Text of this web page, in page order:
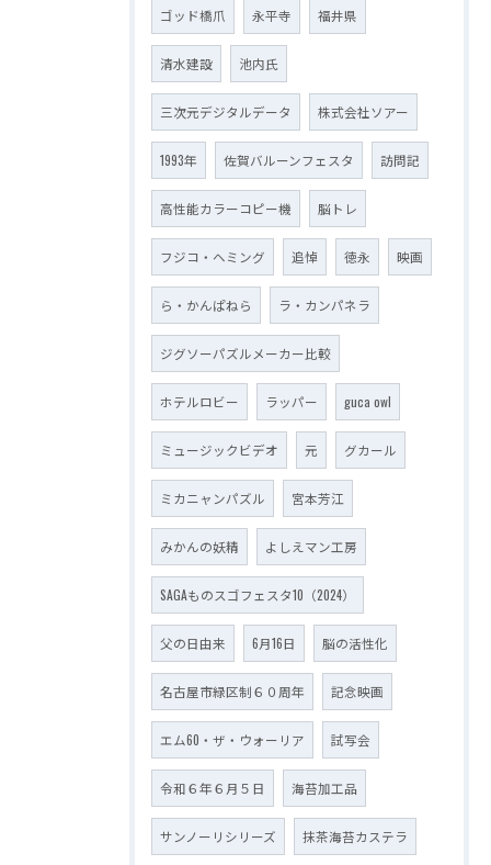
ゴッド橋爪 永平寺 福井県
清水建設 池内氏
三次元デジタルデータ 株式会社ソアー
1993年 佐賀バルーンフェスタ 訪問記
高性能カラーコピー機 脳トレ
フジコ・ヘミング 追悼 徳永 映画
ら・かんぱねら ラ・カンパネラ
ジグソーパズルメーカー比較
ホテルロビー ラッパー guca owl
ミュージックビデオ 元 グカール
ミカニャンパズル 宮本芳江
みかんの妖精 よしえマン工房
SAGAものスゴフェスタ10（2024）
父の日由来 6月16日 脳の活性化
名古屋市緑区制６０周年 記念映画
エム60・ザ・ウォーリア 試写会
令和６年６月５日 海苔加工品
サンノーリシリーズ 抹茶海苔カステラ